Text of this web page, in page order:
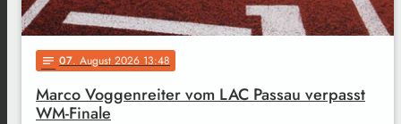
notes 07. August 2026 13:48
Marco Voggenreiter vom LAC Passau verpasst
WM-Finale